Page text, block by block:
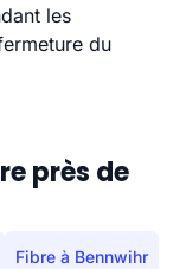
les
du
près de
Fibre à Bennwihr